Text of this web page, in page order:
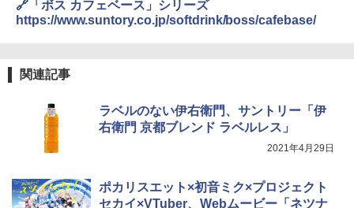
🔗「ボス カフェベース」シリーズ
https://www.suntory.co.jp/softdrink/boss/cafebase/
関連記事
ラベルのない伊右衛門、サントリー「伊
右衛門 京都ブレンド ラベルレス」
2021年4月29日
ポカリスエット×初音ミク×プロジェクト
セカイ×VTuber、Webムービー「ネツナ